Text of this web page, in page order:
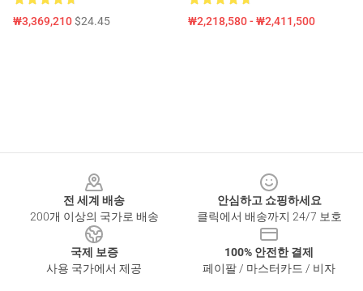
₩3,369,210$24.45 ₩2,218,580 - ₩2,411,500
전 세계 배송
200개 이상의 국가로 배송
안심하고 쇼핑하세요
클릭에서 배송까지 24/7 보호
국제 보증
사용 국가에서 제공
100% 안전한 결제
페이팔 / 마스터카드 / 비자